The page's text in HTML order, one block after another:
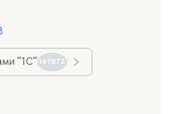
"1С" 147072